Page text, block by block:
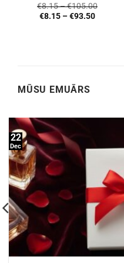
€8.15–€105.00
€8.15 –€93.50
MŪSU EMUĀRS
22
Dec